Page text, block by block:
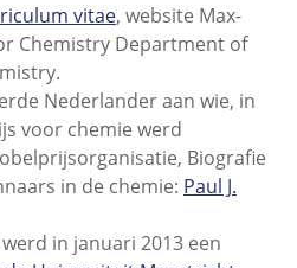
vitae, website Max-
Chemistry Department of
Nederlander aan wie, in
voor chemie werd
Biografie
in de chemie: Paul J.
in januari 2013 een